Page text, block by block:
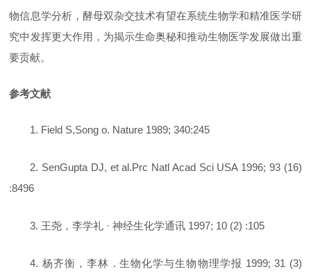
物信息学分析，酵母双杂交技术有望在系统生物学和精准医学研
究中发挥更大作用，为揭示生命奥秘和推动生物医学发展做出重
要贡献。
参考文献
1. Field S,Song o. Nature 1989; 340:245
2. SenGupta DJ, et al.Prc Natl Acad Sci USA 1996; 93 (16)
:8496
3. 王尧，李学礼 · 神经生化学通讯 1997; 10 (2) :105
4. 杨齐衡，李林 . 生物化学与生物物理学报 1999; 31 (3)